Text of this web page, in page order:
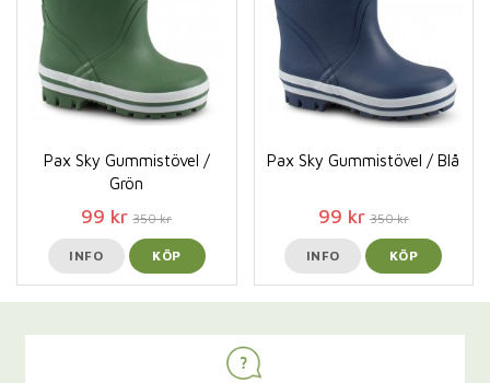
Pax Sky Gummistövel /
Grön
99 kr 350 kr
INFO KÖP
Pax Sky Gummistövel / Blå
99 kr 350 kr
INFO KÖP